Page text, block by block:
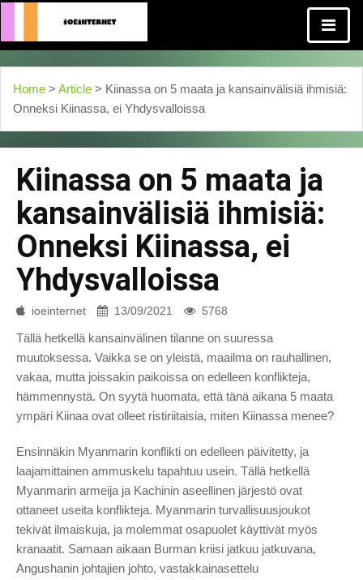
Home > Article > Kiinassa on 5 maata ja kansainvälisiä ihmisiä:
Onneksi Kiinassa, ei Yhdysvalloissa
Kiinassa on 5 maata ja
kansainvälisiä ihmisiä:
Onneksi Kiinassa, ei
Yhdysvalloissa
ioeinternet 13/09/2021 5768
Tällä hetkellä kansainvälinen tilanne on suuressa
muutoksessa. Vaikka se on yleistä, maailma on rauhallinen,
vakaa, mutta joissakin paikoissa on edelleen konflikteja,
hämmennystä. On syytä huomata, että tänä aikana 5 maata
ympäri Kiinaa ovat olleet ristiriitaisia, miten Kiinassa menee?
Ensinnäkin Myanmarin konflikti on edelleen päivitetty, ja
laajamittainen ammuskelu tapahtuu usein. Tällä hetkellä
Myanmarin armeija ja Kachinin aseellinen järjestö ovat
ottaneet useita konflikteja. Myanmarin turvallisuusjoukot
tekivät ilmaiskuja, ja molemmat osapuolet käyttivät myös
kranaatit. Samaan aikaan Burman kriisi jatkuu jatkuvana,
Angushanin johtajien johto, vastakkainasettelu